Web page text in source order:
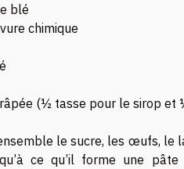
blé
chimique
(½ tasse pour le sirop et
le sucre, les œufs,
ce qu’il forme une